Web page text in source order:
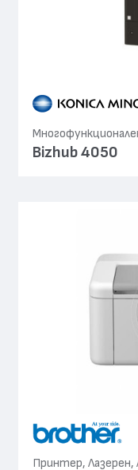
Bizhub 4050
Принтер, Лазерен,